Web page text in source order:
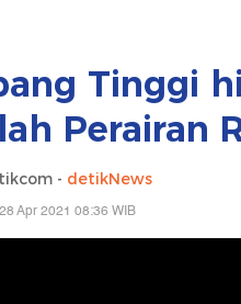
Tinggi
Perairan
- detikNews
Apr 2021 08:36 WIB